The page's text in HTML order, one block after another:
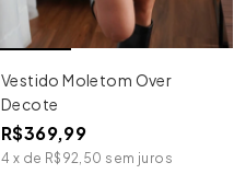
Vestido Moletom Over
Decote
R$369,99
4 x de R$92,50 sem juros